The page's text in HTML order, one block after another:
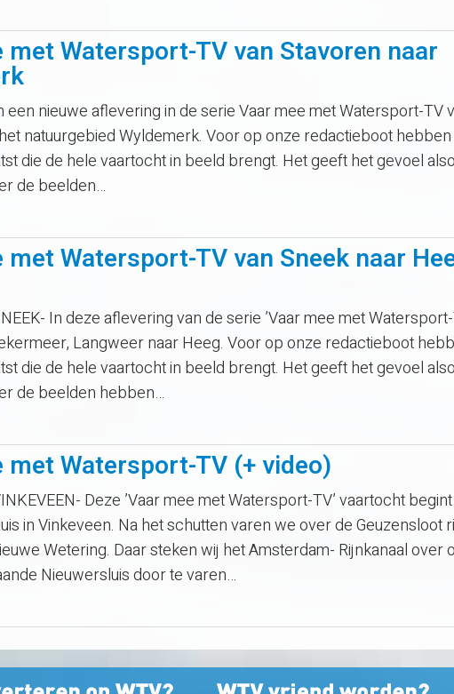
met Watersport-TV van Stavoren naar
een nieuwe aflevering in de serie Vaar mee met Watersport-TV
natuurgebied Wyldemerk. Voor op onze redactieboot
die de hele vaartocht in beeld brengt. Het geeft het gevoel
de beelden…
met Watersport-TV van Sneek naar
In deze aflevering van de serie ’Vaar mee met
Langweer naar Heeg. Voor op onze redactieboot
die de hele vaartocht in beeld brengt. Het geeft het gevoel
de beelden hebben…
met Watersport-TV (+ video)
Deze ’Vaar mee met Watersport-TV’ vaartocht
in Vinkeveen. Na het schutten varen we over de Geuzensloot
Wetering. Daar steken wij het Amsterdam- Rijnkanaal over
Nieuwersluis door te varen…